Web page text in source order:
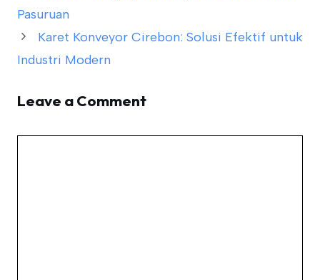
Pasuruan
Karet Konveyor Cirebon: Solusi Efektif untuk
Industri Modern
Leave a Comment